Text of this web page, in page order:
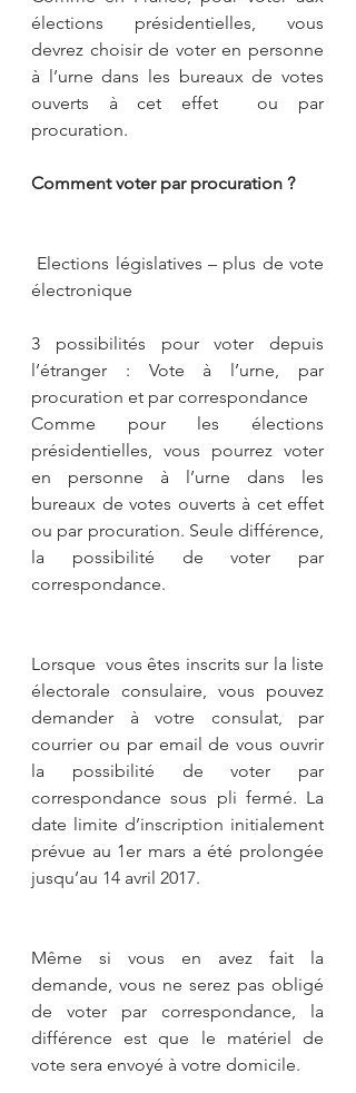
élections présidentielles, vous
devrez choisir de voter en personne
à l’urne dans les bureaux de votes
ouverts à cet effet  ou par
procuration.
Comment voter par procuration ?
électronique
3 possibilités pour voter depuis
l’étranger : Vote à l’urne, par
procuration et par correspondance
Comme pour les élections
présidentielles, vous pourrez voter
en personne à l’urne dans les
bureaux de votes ouverts à cet effet
ou par procuration. Seule différence,
la possibilité de voter par
correspondance.
Lorsque  vous êtes inscrits sur la liste
électorale consulaire, vous pouvez
demander à votre consulat, par
courrier ou par email de vous ouvrir
la possibilité de voter par
correspondance sous pli fermé. La
date limite d’inscription initialement
prévue au 1er mars a été prolongée
jusqu’au 14 avril 2017.
Même si vous en avez fait la
demande, vous ne serez pas obligé
de voter par correspondance, la
différence est que le matériel de
vote sera envoyé à votre domicile.